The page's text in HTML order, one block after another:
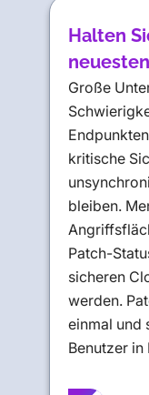
Halten
Große
kritische
bleiben.
Patch-
sicheren
werden.
einmal und
Benutzer